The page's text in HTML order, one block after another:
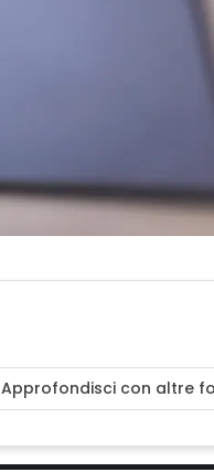
Approfondisci con altre